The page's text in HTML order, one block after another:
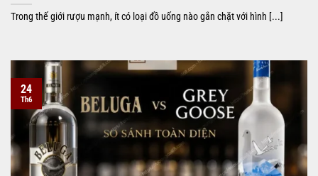
Trong thế giới rượu mạnh, ít có loại đồ uống nào gắn chặt với hình [...]
24
Th6